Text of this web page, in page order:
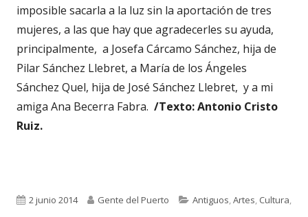
imposible sacarla a la luz sin la aportación de tres
mujeres, a las que hay que agradecerles su ayuda,
principalmente, a Josefa Cárcamo Sánchez, hija de
Pilar Sánchez Llebret, a María de los Ángeles
Sánchez Quel, hija de José Sánchez Llebret, y a mi
amiga Ana Becerra Fabra. /Texto: Antonio Cristo
Ruiz.
Publicado
2 junio 2014 Autor
Gente del Puerto Categorías
Antiguos,Artes, Cultura,